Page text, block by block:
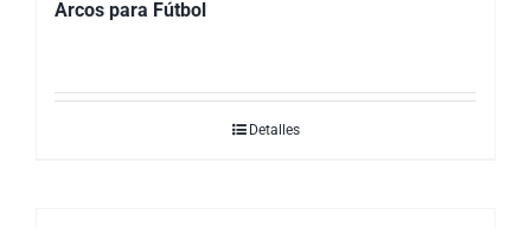
Arcos para Fútbol
Detalles